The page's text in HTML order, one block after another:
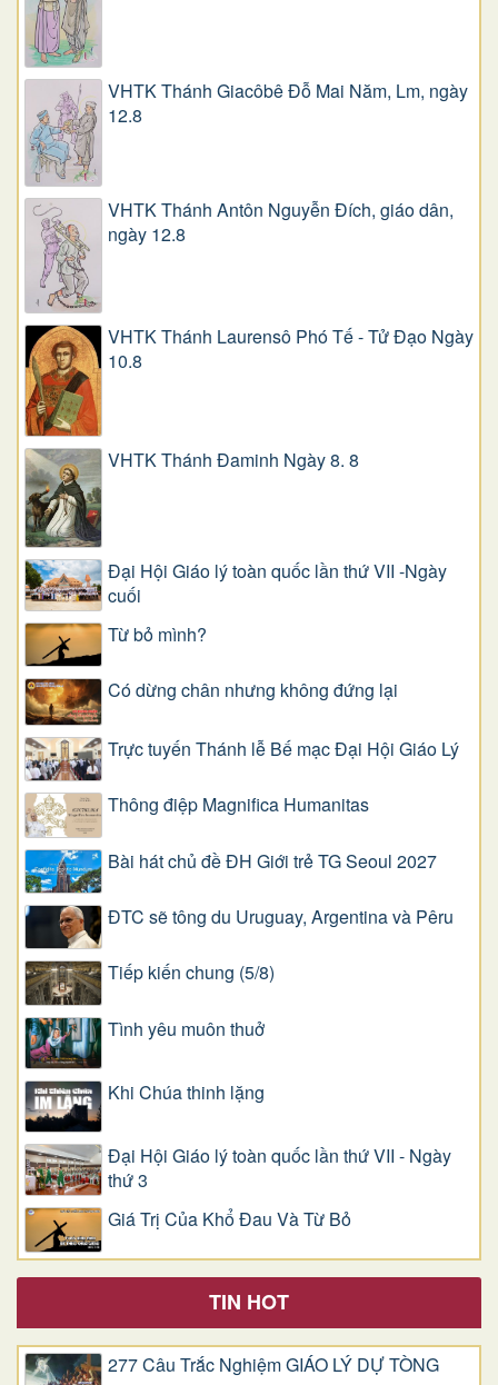
VHTK Thánh Giacôbê Ðỗ Mai Năm, Lm, ngày
12.8
VHTK Thánh Antôn Nguyễn Ðích, giáo dân,
ngày 12.8
VHTK Thánh Laurensô Phó Tế - Tử Đạo Ngày
10.8
VHTK Thánh Đaminh Ngày 8. 8
Đại Hội Giáo lý toàn quốc lần thứ VII -Ngày
cuối
Từ bỏ mình?
Có dừng chân nhưng không đứng lại
Trực tuyến Thánh lễ Bế mạc Đại Hội Giáo Lý
Thông điệp Magnifica Humanitas
Bài hát chủ đề ĐH Giới trẻ TG Seoul 2027
ĐTC sẽ tông du Uruguay, Argentina và Pêru
Tiếp kiến chung (5/8)
Tình yêu muôn thuở
Khi Chúa thinh lặng
Đại Hội Giáo lý toàn quốc lần thứ VII - Ngày
thứ 3
Giá Trị Của Khổ Ðau Và Từ Bỏ
TIN HOT
277 Câu Trắc Nghiệm GIÁO LÝ DỰ TÒNG